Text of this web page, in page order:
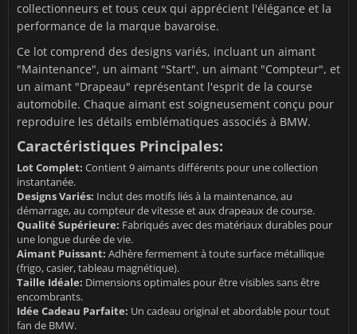
collectionneurs et tous ceux qui apprécient l'élégance et la
performance de la marque bavaroise.
Ce lot comprend des designs variés, incluant un aimant
"Maintenance", un aimant "Start", un aimant "Compteur", et
un aimant "Drapeau" représentant l'esprit de la course
automobile. Chaque aimant est soigneusement conçu pour
reproduire les détails emblématiques associés à BMW.
Caractéristiques Principales:
Lot Complet: Contient 9 aimants différents pour une collection
instantanée.
Designs Variés: Inclut des motifs liés à la maintenance, au
démarrage, au compteur de vitesse et aux drapeaux de course.
Qualité Supérieure: Fabriqués avec des matériaux durables pour
une longue durée de vie.
Aimant Puissant: Adhère fermement à toute surface métallique
(frigo, casier, tableau magnétique).
Taille Idéale: Dimensions optimales pour être visibles sans être
encombrants.
Idée Cadeau Parfaite: Un cadeau original et abordable pour tout
fan de BMW.